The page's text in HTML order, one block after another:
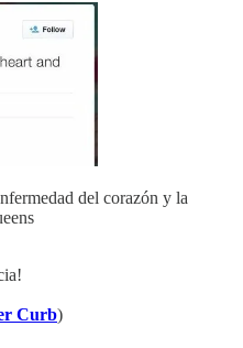
del corazón y la
Curb)